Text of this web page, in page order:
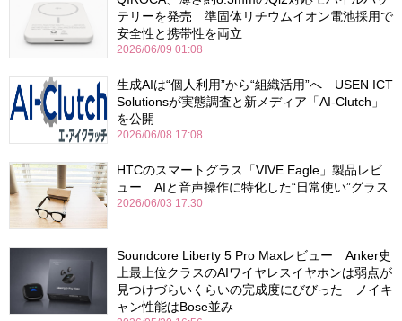
テリーを発売 準固体リチウムイオン電池採用で
安全性と携帯性を両立
2026/06/09 01:08
生成AIは“個人利用”から“組織活用”へ USEN ICT
Solutionsが実態調査と新メディア「AI-Clutch」
を公開
2026/06/08 17:08
HTCのスマートグラス「VIVE Eagle」製品レビ
ュー AIと音声操作に特化した“日常使い”グラス
2026/06/03 17:30
Soundcore Liberty 5 Pro Maxレビュー Anker史
上最上位クラスのAIワイヤレスイヤホンは弱点が
見つけづらいくらいの完成度にびびった ノイキ
ャン性能はBose並み